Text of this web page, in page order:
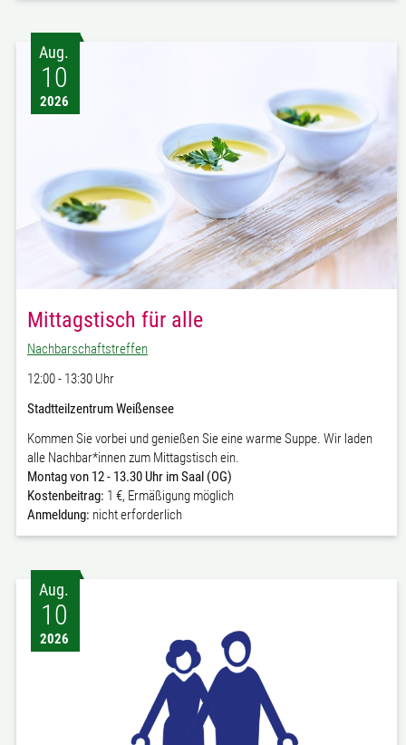
Aug.
10
2026
Mittagstisch für alle
Nachbarschaftstreffen
12:00 - 13:30 Uhr
Stadtteilzentrum Weißensee
Kommen Sie vorbei und genießen Sie eine warme Suppe. Wir laden
alle Nachbar*innen zum Mittagstisch ein.
Montag von 12 - 13.30 Uhr im Saal (OG)
Kostenbeitrag: 1 €, Ermäßigung möglich
Anmeldung: nicht erforderlich
Aug.
10
2026